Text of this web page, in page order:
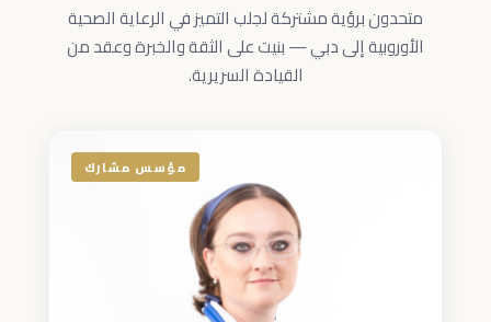
متحدون برؤية مشتركة لجلب التميز في الرعاية الصحية
الأوروبية إلى دبي — بنيت على الثقة والخبرة وعقد من
القيادة السريرية.
مؤسس مشارك